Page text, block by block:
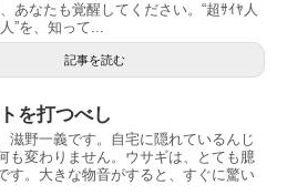
あなたも覚醒してください。“超ｻｲﾔ人
”を、知って...
記事を読む
を打つべし
滋野一義です。自宅に隠れているんじ
も変わりません。ウサギは、とても臆
す。大きな物音がすると、すぐに驚い